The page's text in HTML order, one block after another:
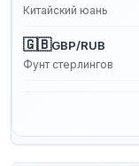
Китайский юань
🇬🇧GBP/RUB
Фунт стерлингов